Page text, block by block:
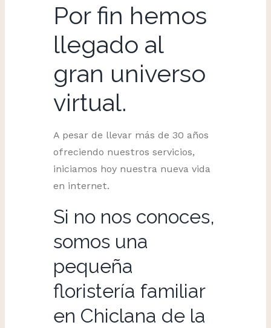
Por fin hemos
llegado al
gran universo
virtual.
A pesar de llevar más de 30 años
ofreciendo nuestros servicios,
iniciamos hoy nuestra nueva vida
en internet.
Si no nos conoces,
somos una
pequeña
floristería familiar
en Chiclana de la